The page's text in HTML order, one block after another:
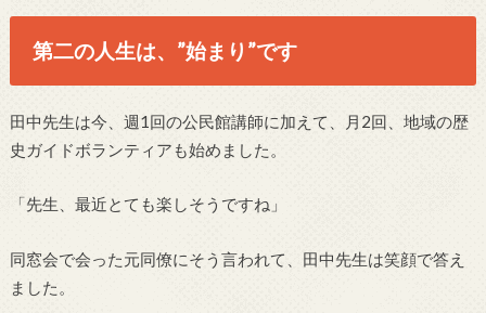
第二の人生は、”始まり”です
田中先生は今、週1回の公民館講師に加えて、月2回、地域の歴
史ガイドボランティアも始めました。
「先生、最近とても楽しそうですね」
同窓会で会った元同僚にそう言われて、田中先生は笑顔で答え
ました。